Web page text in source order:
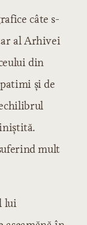
câte s-
al Arhivei
din
şi de
mult
lui